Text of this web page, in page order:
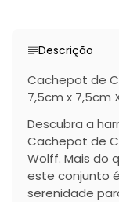
Wolff Wolff
Descrição
Cachepot de
7,5cm x 7,5cm
Descubra a
Cachepot de
Wolff. Mais do
este conjunto
serenidade